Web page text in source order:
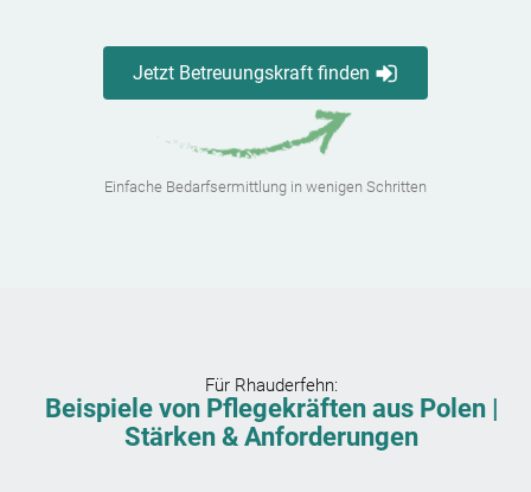
Jetzt Betreuungskraft finden
Einfache Bedarfsermittlung in wenigen Schritten
Für Rhauderfehn:
Beispiele von Pflegekräften aus Polen |
Stärken & Anforderungen